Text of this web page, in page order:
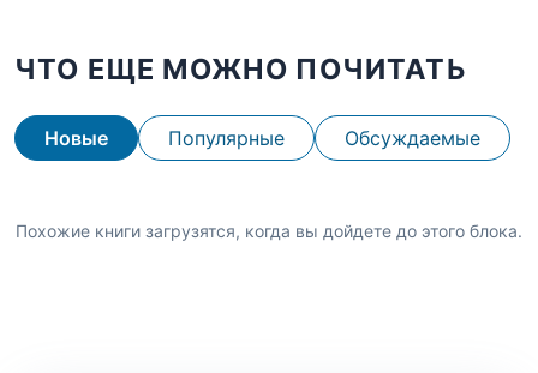
ЧТО ЕЩЕ МОЖНО ПОЧИТАТЬ
Новые Популярные Обсуждаемые
Похожие книги загрузятся, когда вы дойдете до этого блока.